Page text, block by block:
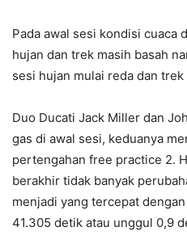
Pada awal sesi kondisi cuaca
hujan dan trek masih basah
sesi hujan mulai reda dan
Duo Ducati Jack Miller dan
gas di awal sesi, keduanya
pertengahan free practice 2.
berakhir tidak banyak
menjadi yang tercepat
41.305 detik atau unggul 0,9